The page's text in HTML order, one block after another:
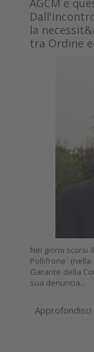
AGCM e
la
tra Ordine
Nei giorni scorsi
Pollifrone
Garante della
sua denuncia...
Approfondisci